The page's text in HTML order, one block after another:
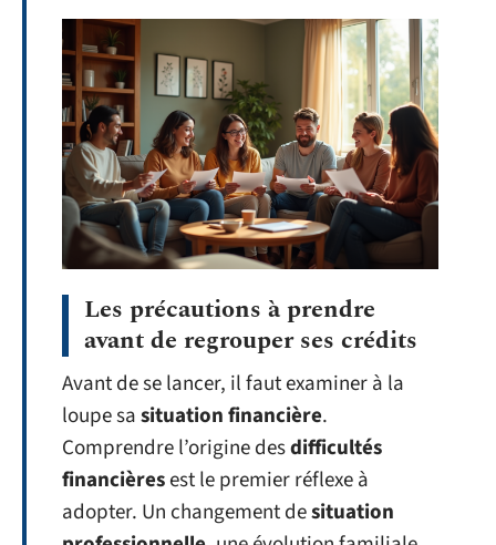
Les précautions à prendre
avant de regrouper ses crédits
Avant de se lancer, il faut examiner à la
loupe sasituation financière.
Comprendre l’origine desdifficultés
financièresest le premier réflexe à
adopter. Un changement desituation